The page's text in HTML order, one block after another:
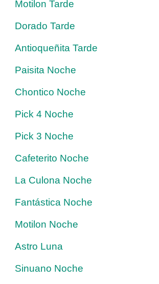
Motilon Tarde
Dorado Tarde
Antioqueñita Tarde
Paisita Noche
Chontico Noche
Pick 4 Noche
Pick 3 Noche
Cafeterito Noche
La Culona Noche
Fantástica Noche
Motilon Noche
Astro Luna
Sinuano Noche